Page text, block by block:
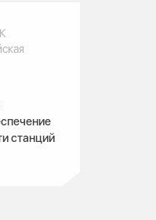
станций